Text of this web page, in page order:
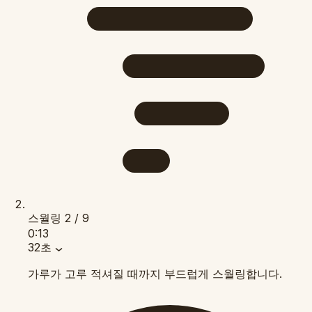
스월링 2 / 9
0:13
32초
가루가 고루 적셔질 때까지 부드럽게 스월링합니다.